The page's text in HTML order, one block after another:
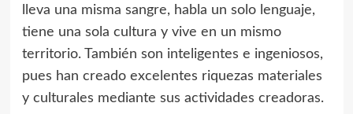
lleva una misma sangre, habla un solo lenguaje,
tiene una sola cultura y vive en un mismo
territorio. También son inteligentes e ingeniosos,
pues han creado excelentes riquezas materiales
y culturales mediante sus actividades creadoras.